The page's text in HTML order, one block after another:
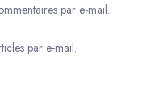
par e-mail.
par e-mail.